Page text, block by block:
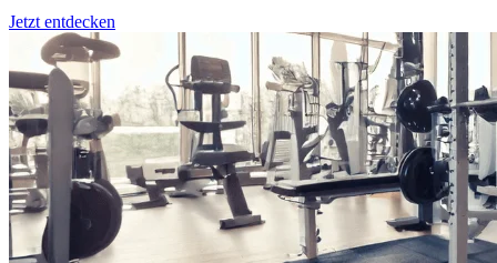
Jetzt entdecken